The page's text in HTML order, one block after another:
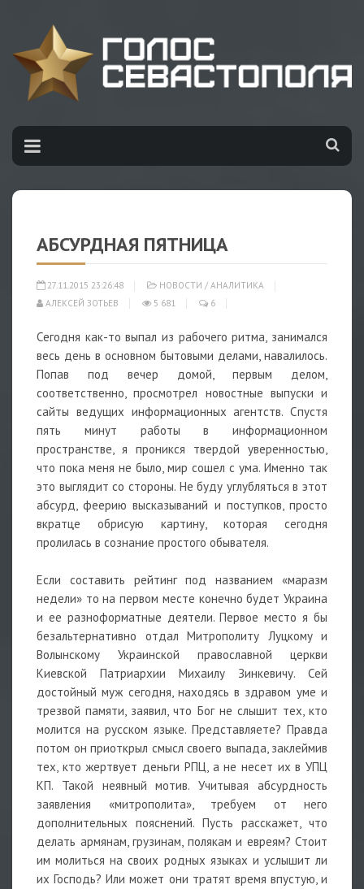
АБСУРДНАЯ ПЯТНИЦА
27.11.2015 23:26:48 НОВОСТИ / АНАЛИТИКА
АЛЕКСЕЙ ЗОТЬЕВ
5 681 6
Сегодня как-то выпал из рабочего ритма, занимался
весь день в основном бытовыми делами, навалилось.
Попав под вечер домой, первым делом,
соответственно, просмотрел новостные выпуски и
сайты ведущих информационных агентств. Спустя
пять минут работы в информационном
пространстве, я проникся твердой уверенностью,
что пока меня не было, мир сошел с ума. Именно так
это выглядит со стороны. Не буду углубляться в этот
абсурд, феерию высказываний и поступков, просто
вкратце обрисую картину, которая сегодня
пролилась в сознание простого обывателя.
Если составить рейтинг под названием «маразм
недели» то на первом месте конечно будет Украина
и ее разноформатные деятели. Первое место я бы
безальтернативно отдал Митрополиту Луцкому и
Волынскому Украинской православной церкви
Киевской Патриархии Михаилу Зинкевичу. Сей
достойный муж сегодня, находясь в здравом уме и
трезвой памяти, заявил, что Бог не слышит тех, кто
молится на русском языке. Представляете? Правда
потом он приоткрыл смысл своего выпада, заклеймив
тех, кто жертвует деньги РПЦ, а не несет их в УПЦ
КП. Такой неявный мотив. Учитывая абсурдность
заявления «митрополита», требуем от него
дополнительных пояснений. Пусть расскажет, что
делать армянам, грузинам, полякам и евреям? Стоит
им молиться на своих родных языках и услышит ли
их Господь? Или может они тратят время впустую, и